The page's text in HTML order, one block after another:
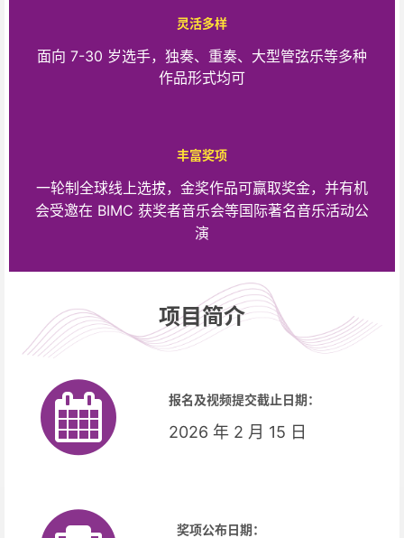
灵活多样
面向 7-30 岁选手，独奏、重奏、大型管弦乐等多种
作品形式均可
丰富奖项
一轮制全球线上选拔，金奖作品可赢取奖金，并有机
会受邀在 BIMC 获奖者音乐会等国际著名音乐活动公
演
项目简介
报名及视频提交截止日期：
2026 年 2 月 15 日
奖项公布日期：